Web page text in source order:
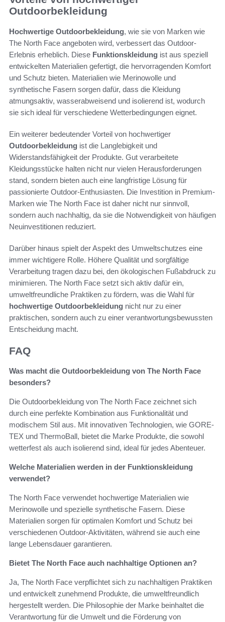
Outdoorbekleidung
Hochwertige Outdoorbekleidung, wie sie von Marken wie
The North Face angeboten wird, verbessert das Outdoor-
Erlebnis erheblich. Diese Funktionskleidung ist aus speziell
entwickelten Materialien gefertigt, die hervorragenden Komfort
und Schutz bieten. Materialien wie Merinowolle und
synthetische Fasern sorgen dafür, dass die Kleidung
atmungsaktiv, wasserabweisend und isolierend ist, wodurch
sie sich ideal für verschiedene Wetterbedingungen eignet.
Ein weiterer bedeutender Vorteil von hochwertiger
Outdoorbekleidung ist die Langlebigkeit und
Widerstandsfähigkeit der Produkte. Gut verarbeitete
Kleidungsstücke halten nicht nur vielen Herausforderungen
stand, sondern bieten auch eine langfristige Lösung für
passionierte Outdoor-Enthusiasten. Die Investition in Premium-
Marken wie The North Face ist daher nicht nur sinnvoll,
sondern auch nachhaltig, da sie die Notwendigkeit von häufigen
Neuinvestitionen reduziert.
Darüber hinaus spielt der Aspekt des Umweltschutzes eine
immer wichtigere Rolle. Höhere Qualität und sorgfältige
Verarbeitung tragen dazu bei, den ökologischen Fußabdruck zu
minimieren. The North Face setzt sich aktiv dafür ein,
umweltfreundliche Praktiken zu fördern, was die Wahl für
hochwertige Outdoorbekleidung nicht nur zu einer
praktischen, sondern auch zu einer verantwortungsbewussten
Entscheidung macht.
FAQ
Was macht die Outdoorbekleidung von The North Face
besonders?
Die Outdoorbekleidung von The North Face zeichnet sich
durch eine perfekte Kombination aus Funktionalität und
modischem Stil aus. Mit innovativen Technologien, wie GORE-
TEX und ThermoBall, bietet die Marke Produkte, die sowohl
wetterfest als auch isolierend sind, ideal für jedes Abenteuer.
Welche Materialien werden in der Funktionskleidung
verwendet?
The North Face verwendet hochwertige Materialien wie
Merinowolle und spezielle synthetische Fasern. Diese
Materialien sorgen für optimalen Komfort und Schutz bei
verschiedenen Outdoor-Aktivitäten, während sie auch eine
lange Lebensdauer garantieren.
Bietet The North Face auch nachhaltige Optionen an?
Ja, The North Face verpflichtet sich zu nachhaltigen Praktiken
und entwickelt zunehmend Produkte, die umweltfreundlich
hergestellt werden. Die Philosophie der Marke beinhaltet die
Verantwortung für die Umwelt und die Förderung von